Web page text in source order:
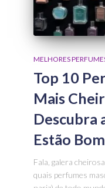
MELHORES
Top 10
Mais
Descubra
Estão
Fala, galera
quais perfumes